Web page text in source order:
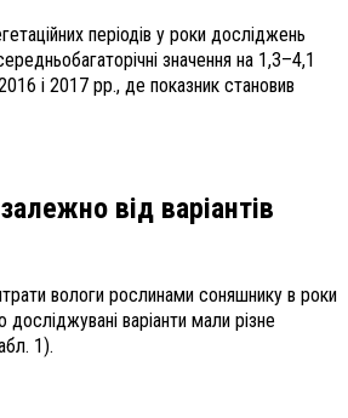
періодів у роки досліджень
значення на 1,3–4,1
і 2017 рр., де показник становив
від варіантів
вологи рослинами соняшнику в роки
варіанти мали різне
1).